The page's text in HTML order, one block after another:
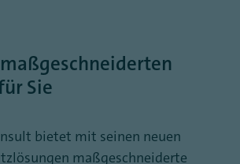
Sie
bietet mit seinen neuen
maßgeschneiderte